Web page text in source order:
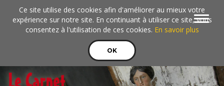
Aller au contenu principal
Ce site utilise des cookies afin d'améliorer au mieux votre
expérience sur notre site. En continuant à utiliser ce site, vous
consentez à l'utilisation de ces cookies. En savoir plus
OK
Toggle